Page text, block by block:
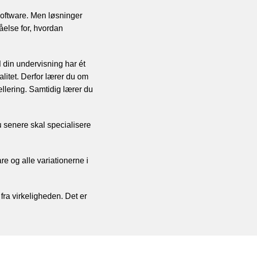
Men løsninger
for, hvordan
undervisning har ét
Derfor lærer du om
Samtidig lærer du
senere skal specialisere
og alle variationerne i
virkeligheden. Det er